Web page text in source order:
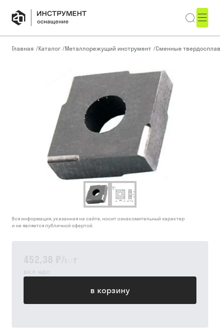
Главная /Каталог /Металлорежущий инструмент /Сменные
452,38 ₽/ шт
вкл ндс
в корзину
Вся информация, указанная на сайте, носит ознакомительный характер
и не является публичной офертой.